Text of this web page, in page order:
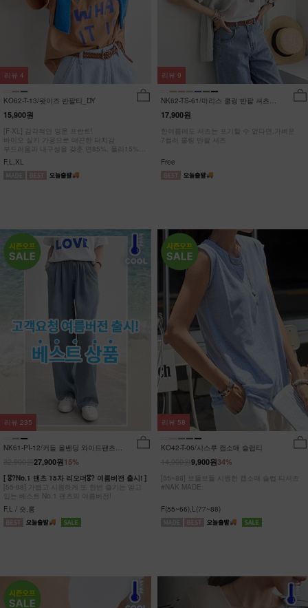
KO62-T-13/왓이즈 반팔티_DY
15,900원
[F-XL] 감각적인 영문 프린트!
바이오 실키 가공으로 매끈한 터치감
부드러움과 내구성을 갖춘 면85%, 폴리15%
#NAK MADE.
F,L,XL
리뷰 4
NK62-TS-61/마리스 쿨링 반팔 셔츠
17,900원
한여름에도 셔츠는 포기할 수 없다면,가벼운
7컬러 쿨링 반팔 셔츠
Free
리뷰 9
NK61-PI-12/커들 올밴딩 와이드팬츠
15%
27,900원
[ 🎖?No.1 팬츠 15차 리오더🎖? 여름버전 출시! ]
[55-88] 가볍고 시원하게 또 한번 즐기는 믿고
입는 베스트 No.1 팬츠의 여름버전!
F,L / 숏,롱
리뷰 235
KO42-T-06/시스루 캡소매 슬럽티
34%
9,900원
[55~88] 보들보들 시원한 캡소매 슬럽 티셔츠
#NAK MADE.
F(55~66),L(77~88)
리뷰 58